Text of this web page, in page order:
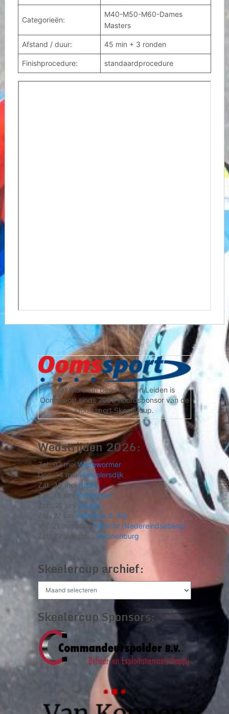
Categorieën:
M40-M50-M60-Dames
Masters
Afstand / duur: 45 min + 3 ronden
Finishprocedure: standaardprocedure
Met filialen in Den Haag en Leiden is
Oomssport sinds 2005 hoofdsponsor van de
Oomssport Skeelercup.
Wedstrijden 2026:
Zat. 02 meiWijdewormer
Don. 14 mei Honselersdijk
Zat. 30 meiHoorn
Zat. 13 juni Rotterdam
Zon. 21 juni Gouda
Zat. 27 juni Alphen a.d. Rijn
Vrij. 21 augustus Utrecht (Nedereindseberg)
Zat. 29 augustus Zwanenburg
Skeelercup archief:
Skeelercup Sponsors: